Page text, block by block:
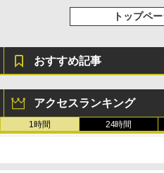
Robloxギ
定バーチャ
ラインコー
￥3,200
ト): Java
ンコード版
1冊ですべ
bデザイン
￥1,292
FM
ードウェ
ェクトリス
￥27,980
Amazon
￥31,980
トップペ
おすすめ記事
アクセスランキング
1時間 24時間